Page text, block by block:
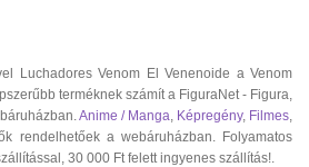
Luchadores Venom El Venenoide a Venom
terméknek számít a FiguraNet - Figura,
Anime / Manga Képregény, Filmes
rendelhetőek a webáruházban. Folyamatos
30 000 Ft felett ingyenes szállítás!.